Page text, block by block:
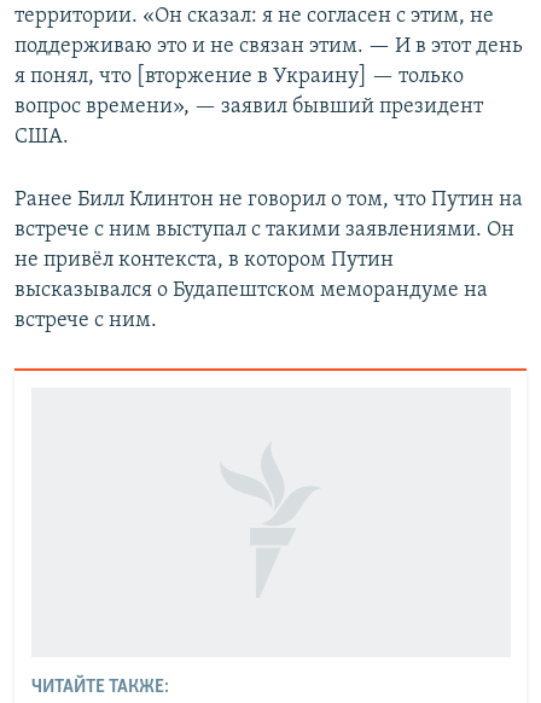
территории. «Он сказал: я не согласен с этим, не
поддерживаю это и не связан этим. — И в этот день
я понял, что [вторжение в Украину] — только
вопрос времени», — заявил бывший президент
США.
Ранее Билл Клинтон не говорил о том, что Путин на
встрече с ним выступал с такими заявлениями. Он
не привёл контекста, в котором Путин
высказывался о Будапештском меморандуме на
встрече с ним.
ЧИТАЙТЕ ТАКЖЕ: